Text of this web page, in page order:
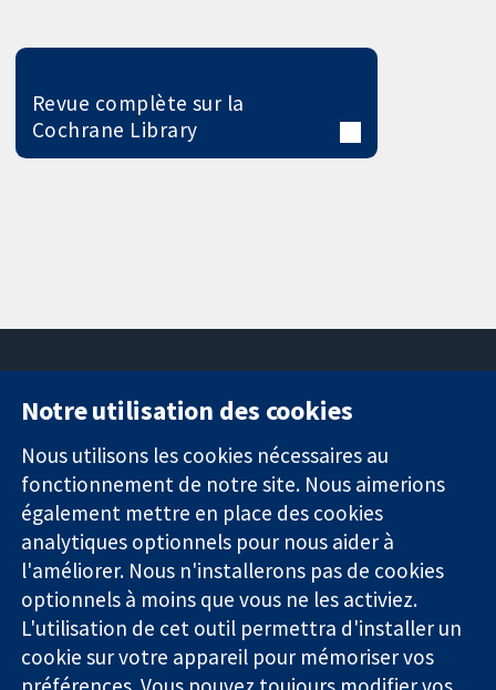
Revue complète sur la
Cochrane Library
Des données
probantes.
Des décisions
éclairées.
Une meilleure
santé.
11-13 Cavendish
Square
Londres
W1G0AN
Royaume-Uni
nous
Actualités
Service de
presse
Qui sommes-
nous
Offres
d'emploi
Library
Notre utilisation des cookies
Nous utilisons les cookies nécessaires au
fonctionnement de notre site. Nous aimerions
également mettre en place des cookies
analytiques optionnels pour nous aider à
l'améliorer. Nous n'installerons pas de cookies
optionnels à moins que vous ne les activiez.
L'utilisation de cet outil permettra d'installer un
cookie sur votre appareil pour mémoriser vos